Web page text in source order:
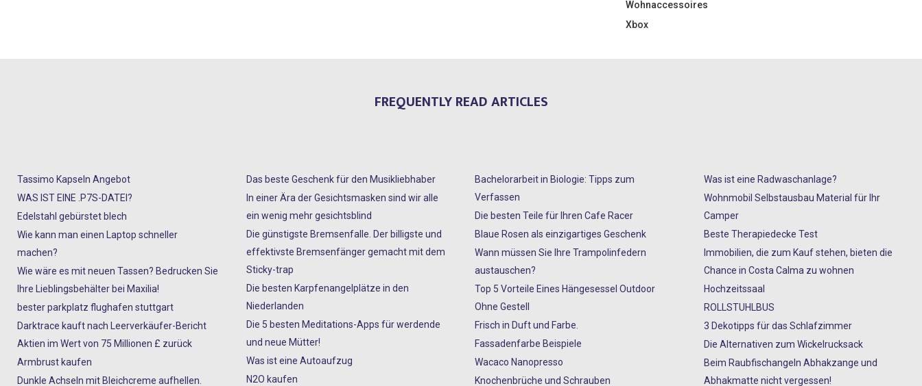
Wohnaccessoires
Xbox
FREQUENTLY READ ARTICLES
Tassimo Kapseln Angebot
WAS IST EINE .P7S-DATEI?
Edelstahl gebürstet blech
Wie kann man einen Laptop schneller
machen?
Wie wäre es mit neuen Tassen? Bedrucken Sie
Ihre Lieblingsbehälter bei Maxilia!
bester parkplatz flughafen stuttgart
Darktrace kauft nach Leerverkäufer-Bericht
Aktien im Wert von 75 Millionen £ zurück
Armbrust kaufen
Dunkle Achseln mit Bleichcreme aufhellen.
Das beste Geschenk für den Musikliebhaber
In einer Ära der Gesichtsmasken sind wir alle
ein wenig mehr gesichtsblind
Die günstigste Bremsenfalle. Der billigste und
effektivste Bremsenfänger gemacht mit dem
Sticky-trap
Die besten Karpfenangelplätze in den
Niederlanden
Die 5 besten Meditations-Apps für werdende
und neue Mütter!
Was ist eine Autoaufzug
N2O kaufen
Bachelorarbeit in Biologie: Tipps zum
Verfassen
Die besten Teile für Ihren Cafe Racer
Blaue Rosen als einzigartiges Geschenk
Wann müssen Sie Ihre Trampolinfedern
austauschen?
Top 5 Vorteile Eines Hängesessel Outdoor
Ohne Gestell
Frisch in Duft und Farbe.
Fassadenfarbe Beispiele
Wacaco Nanopresso
Knochenbrüche und Schrauben
Was ist eine Radwaschanlage?
Wohnmobil Selbstausbau Material für Ihr
Camper
Beste Therapiedecke Test
Immobilien, die zum Kauf stehen, bieten die
Chance in Costa Calma zu wohnen
Hochzeitssaal
ROLLSTUHLBUS
3 Dekotipps für das Schlafzimmer
Die Alternativen zum Wickelrucksack
Beim Raubfischangeln Abhakzange und
Abhakmatte nicht vergessen!